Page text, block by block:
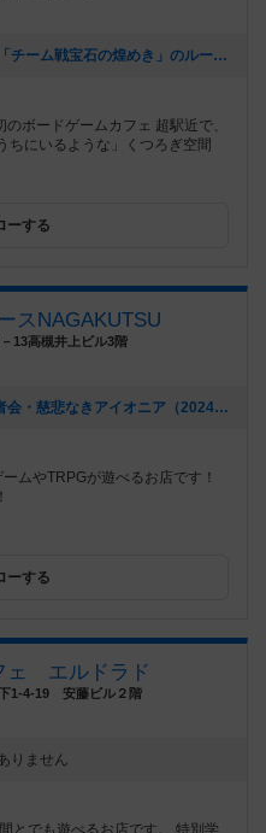
[NEW] ぼどわんぐらんぷりで行った「チーム戦宝石の煌めき」のルールについて（2026年07月11日 16時35分）
ボードゲームカフェ 超駅近で、
ちにいるような」くつろぎ空間
ーする
スNAGAKUTSU
13高槻井上ビル3階
[NEW] 【9/16（月祝）】TRPG初心者会・慈悲なきアイオニア（2024年09月07日 22時01分）
ムやTRPGが遊べるお店です！
ーする
ェ エルドラド
1-4-19 安藤ビル２階
りません
とでも遊べるお店です。 特別学